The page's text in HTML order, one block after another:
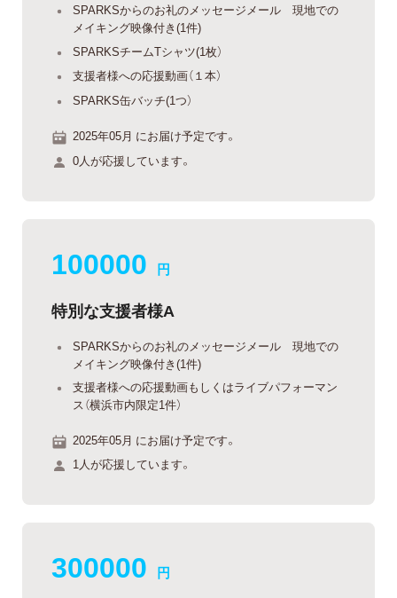
SPARKSからのお礼のメッセージメール 現地での
メイキング映像付き(1件)
SPARKSチームTシャツ(1枚）
支援者様への応援動画（１本）
SPARKS缶バッチ(1つ）
2025年05月 にお届け予定です。
0人が応援しています。
100000 円
特別な支援者様A
SPARKSからのお礼のメッセージメール 現地での
メイキング映像付き(1件)
支援者様への応援動画もしくはライブパフォーマン
ス（横浜市内限定1件）
2025年05月 にお届け予定です。
1人が応援しています。
300000 円